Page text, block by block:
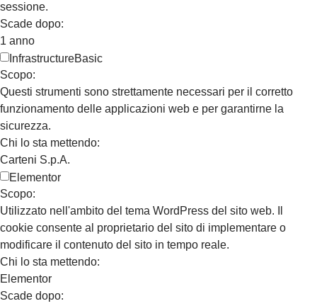
sessione.
Scade dopo:
1 anno
InfrastructureBasic
Scopo:
Questi strumenti sono strettamente necessari per il corretto
funzionamento delle applicazioni web e per garantirne la
sicurezza.
Chi lo sta mettendo:
Carteni S.p.A.
Elementor
Scopo:
Utilizzato nell'ambito del tema WordPress del sito web. Il
cookie consente al proprietario del sito di implementare o
modificare il contenuto del sito in tempo reale.
Chi lo sta mettendo:
Elementor
Scade dopo: